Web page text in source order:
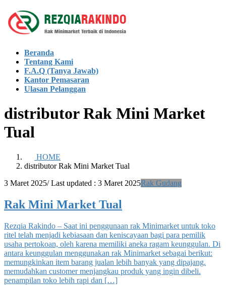
Skip
to
the
Skip
to
the
Beranda
Tentang Kami
F.A.Q (Tanya Jawab)
Kantor Pemasaran
Ulasan Pelanggan
distributor Rak Mini Market
Tual
HOME
distributor Rak Mini Market Tual
3 Maret 2025/ Last updated : 3 Maret 2025Rak Gudang
Rak Mini Market Tual
Rezqia Rakindo – Saat ini penggunaan rak Minimarket untuk toko
ritel telah menjadi kebiasaan dan keniscayaan bagi para pemilik
usaha pertokoan, oleh karena memiliki aneka ragam keunggulan. Di
antara keunggulan menggunakan rak Minimarket sebagai berikut:
memungkinkan item barang jualan lebih banyak yang dipajang.
memudahkan customer menjangkau produk yang ingin dibeli.
penampilan toko lebih rapi dan […]